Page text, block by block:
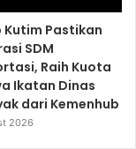
Kutim Pastikan
SDM
Raih Kuota
Ikatan Dinas
dari Kemenhub
2026